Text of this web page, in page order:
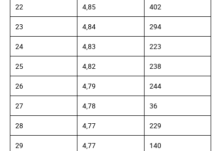
22 4,85 402
23 4,84 294
24 4,83 223
25 4,82 238
26 4,79 244
27 4,78 36
28 4,77 229
29 4,77 140